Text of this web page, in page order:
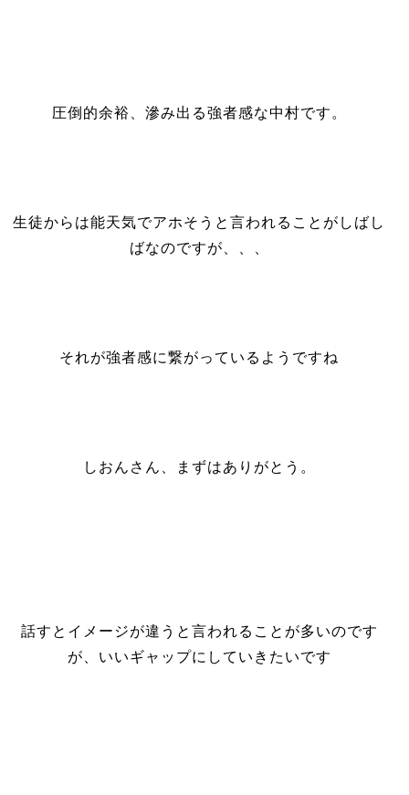
圧倒的余裕、滲み出る強者感な中村です。
生徒からは能天気でアホそうと言われることがしばし
ばなのですが、、、
それが強者感に繋がっているようですね
しおんさん、まずはありがとう。
話すとイメージが違うと言われることが多いのです
が、いいギャップにしていきたいです